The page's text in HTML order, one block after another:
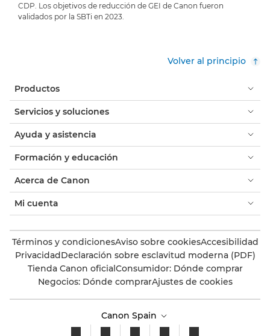
CDP. Los objetivos de reducción de GEI de Canon fueron
validados por la SBTi en 2023.
Volver al principio
Productos
Servicios y soluciones
Ayuda y asistencia
Formación y educación
Acerca de Canon
Mi cuenta
Términos y condicionesAviso sobre cookiesAccesibilidad
PrivacidadDeclaración sobre esclavitud moderna (PDF)
Tienda Canon oficialConsumidor: Dónde comprar
Negocios: Dónde comprarAjustes de cookies
Canon Spain